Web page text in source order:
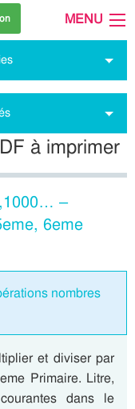
MENU
à imprimer
–
6eme
nombres
et diviser par
Primaire. Litre,
dans le